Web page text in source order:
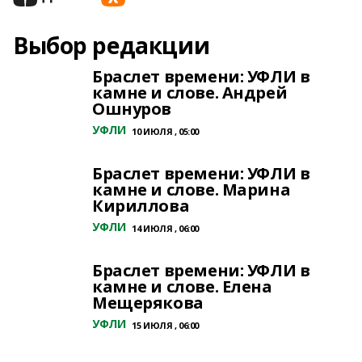
Выбор редакции
Браслет времени: УФЛИ в
камне и слове. Андрей
Ошнуров
УФЛИ 10 ИЮЛЯ , 05:00
Браслет времени: УФЛИ в
камне и слове. Марина
Кириллова
УФЛИ 14 ИЮЛЯ , 06:00
Браслет времени: УФЛИ в
камне и слове. Елена
Мещерякова
УФЛИ 15 ИЮЛЯ , 06:00